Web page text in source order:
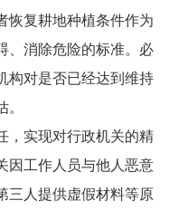
恢复耕地种植条件作为
、消除危险的标准。必
构对是否已经达到维持
实现对行政机关的精
因工作人员与他人恶意
三人提供虚假材料等原